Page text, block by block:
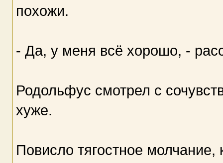
похожи.
- Да, у меня всё хорошо, -
Родольфус смотрел с
хуже.
Повисло тягостное